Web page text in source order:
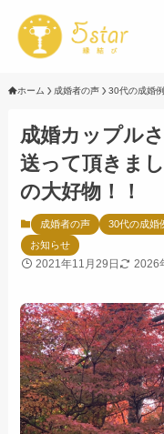
ホーム 成婚者の声 30代の成婚例
成婚カップル
送って頂きま
の大好物！！
成婚者の声 30代の成婚
お知らせ
2021年11月29日 2026